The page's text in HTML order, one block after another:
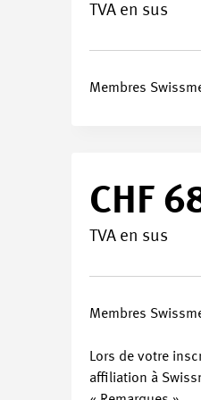
Horaire
TVA en sus
Membres
CHF
TVA en sus
Membres
Lors de votre
affiliation à